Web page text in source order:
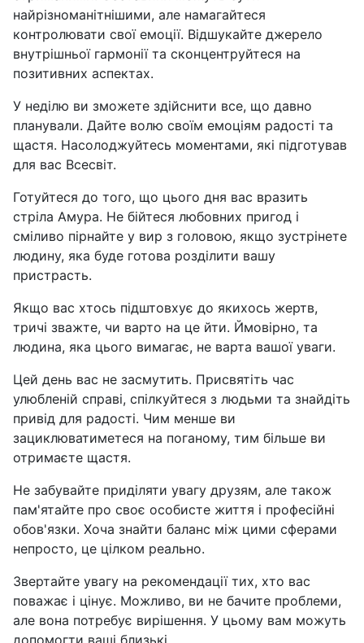
найрізноманітнішими, але намагайтеся
контролювати свої емоції. Відшукайте джерело
внутрішньої гармонії та сконцентруйтеся на
позитивних аспектах.
У неділю ви зможете здійснити все, що давно
планували. Дайте волю своїм емоціям радості та
щастя. Насолоджуйтесь моментами, які підготував
для вас Всесвіт.
Готуйтеся до того, що цього дня вас вразить
стріла Амура. Не бійтеся любовних пригод і
сміливо пірнайте у вир з головою, якщо зустрінете
людину, яка буде готова розділити вашу
пристрасть.
Якщо вас хтось підштовхує до якихось жертв,
тричі зважте, чи варто на це йти. Ймовірно, та
людина, яка цього вимагає, не варта вашої уваги.
Цей день вас не засмутить. Присвятіть час
улюбленій справі, спілкуйтеся з людьми та знайдіть
привід для радості. Чим менше ви
зациклюватиметеся на поганому, тим більше ви
отримаєте щастя.
Не забувайте приділяти увагу друзям, але також
пам'ятайте про своє особисте життя і професійні
обов'язки. Хоча знайти баланс між цими сферами
непросто, це цілком реально.
Звертайте увагу на рекомендації тих, хто вас
поважає і цінує. Можливо, ви не бачите проблеми,
але вона потребує вирішення. У цьому вам можуть
допомогти ваші близькі.